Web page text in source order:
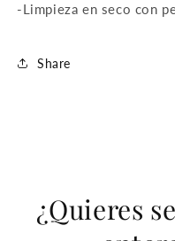
-Limpieza en seco con
Share
¿Quieres